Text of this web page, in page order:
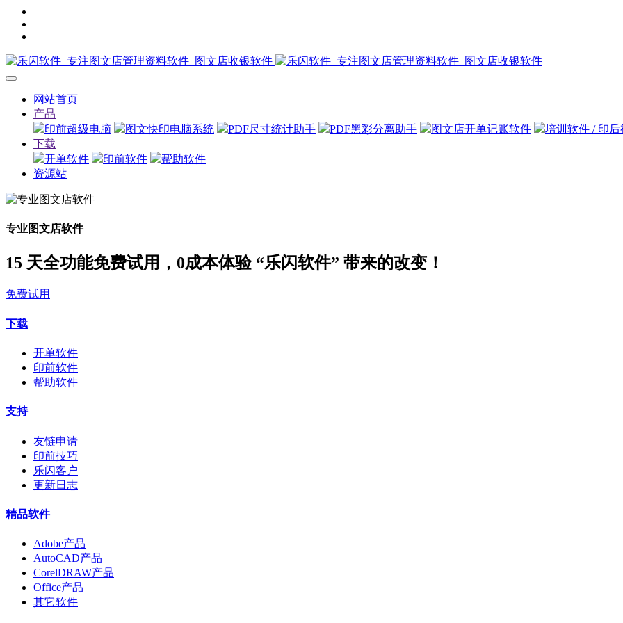
网站首页
产品
印前超级电脑
图文快印电脑系统 PDF尺寸统计助手 PDF黑彩分离助手 图文店开单记账软件
培训软件 / 印后
下载
开单软件
印前软件
帮助软件
资源站
专业图文店软件
15 天全功能免费试用，0成本体验 “乐闪软件” 带来的改变！
免费试用
下载
开单软件
印前软件
帮助软件
支持
友链申请
印前技巧
乐闪客户
更新日志
精品软件
Adobe产品
AutoCAD产品
CorelDRAW产品
Office产品
其它软件